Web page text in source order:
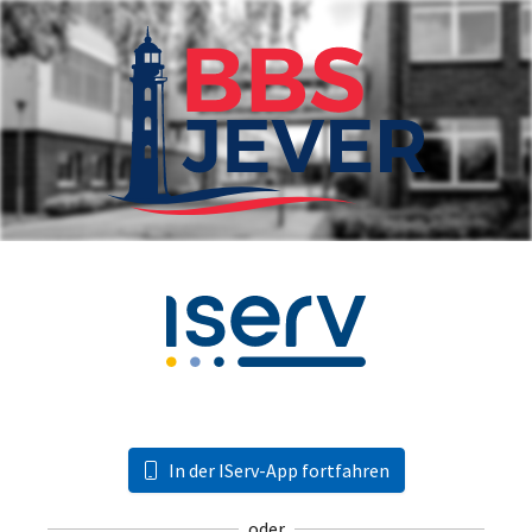
In der IServ-App fortfahren